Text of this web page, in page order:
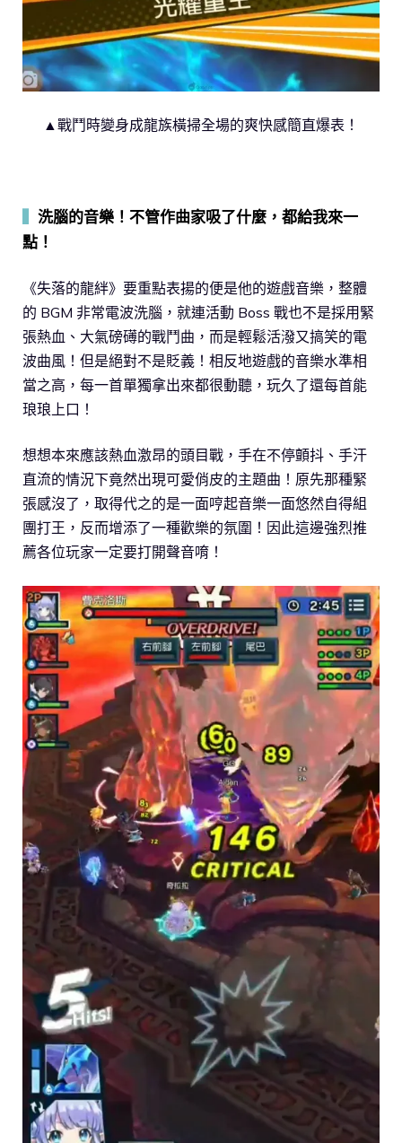
▲戰鬥時變身成龍族橫掃全場的爽快感簡直爆表！
洗腦的音樂！不管作曲家吸了什麼，都給我來一
點！
《失落的龍絆》要重點表揚的便是他的遊戲音樂，整體
的 BGM 非常電波洗腦，就連活動 Boss 戰也不是採用緊
張熱血、大氣磅礡的戰鬥曲，而是輕鬆活潑又搞笑的電
波曲風！但是絕對不是貶義！相反地遊戲的音樂水準相
當之高，每一首單獨拿出來都很動聽，玩久了還每首能
琅琅上口！
想想本來應該熱血激昂的頭目戰，手在不停顫抖、手汗
直流的情況下竟然出現可愛俏皮的主題曲！原先那種緊
張感沒了，取得代之的是一面哼起音樂一面悠然自得組
團打王，反而增添了一種歡樂的氛圍！因此這邊強烈推
薦各位玩家一定要打開聲音唷！